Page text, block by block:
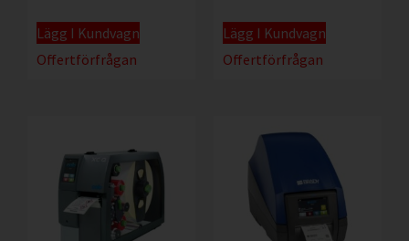
Lägg I Kundvagn
Offertförfrågan
Lägg I Kundvagn
Offertförfrågan